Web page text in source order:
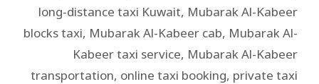
long-distance taxi Kuwait, Mubarak Al-Kabeer
blocks taxi, Mubarak Al-Kabeer cab, Mubarak Al-
Kabeer taxi service, Mubarak Al-Kabeer
transportation, online taxi booking, private taxi